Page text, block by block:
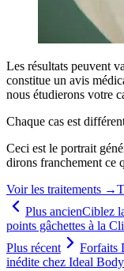
Les résultats peuvent
constitue un avis
nous étudierons votre
Chaque cas est
Ceci est le portrait
dirons franchement ce
Voir les traitements →
Plus ancienCiblez
points gâchettes à la
Plus récent
Forfaits
inédite chez Ideal